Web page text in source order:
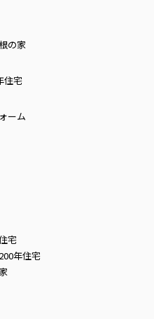
の家
住宅
ーム
宅
年住宅